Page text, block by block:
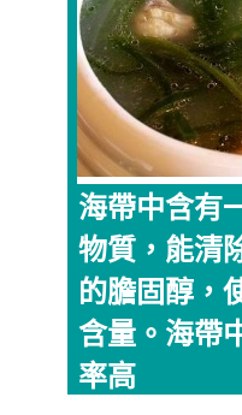
海帶中含有
物質，能清
的膽固醇，
含量。海帶
率高